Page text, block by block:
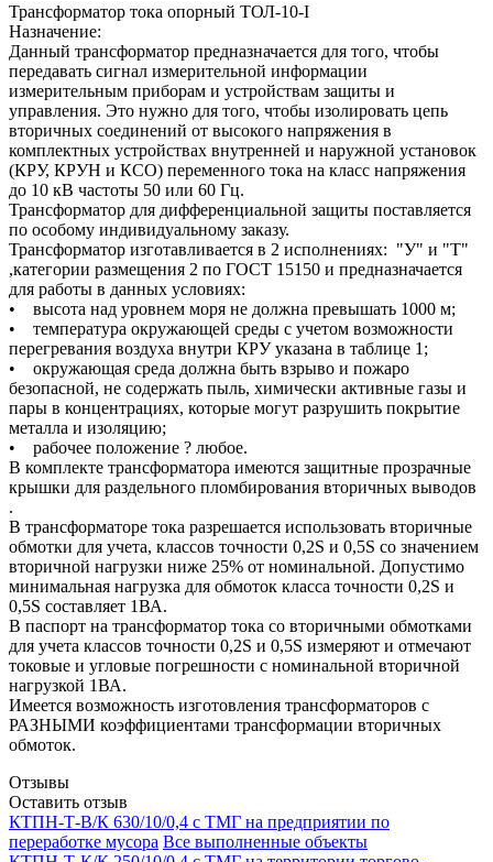
Трансформатор тока опорный ТОЛ-10-I
Назначение:
Данный трансформатор предназначается для того, чтобы
передавать сигнал измерительной информации
измерительным приборам и устройствам защиты и
управления. Это нужно для того, чтобы изолировать цепь
вторичных соединений от высокого напряжения в
комплектных устройствах внутренней и наружной установок
(КРУ, КРУН и КСО) переменного тока на класс напряжения
до 10 кВ частоты 50 или 60 Гц.
Трансформатор для дифференциальной защиты поставляется
по особому индивидуальному заказу.
Трансформатор изготавливается в 2 исполнениях: "У" и "Т"
,категории размещения 2 по ГОСТ 15150 и предназначается
для работы в данных условиях:
• высота над уровнем моря не должна превышать 1000 м;
• температура окружающей среды с учетом возможности
перегревания воздуха внутри КРУ указана в таблице 1;
• окружающая среда должна быть взрыво и пожаро
безопасной, не содержать пыль, химически активные газы и
пары в концентрациях, которые могут разрушить покрытие
металла и изоляцию;
• рабочее положение ? любое.
В комплекте трансформатора имеются защитные прозрачные
крышки для раздельного пломбирования вторичных выводов
.
В трансформаторе тока разрешается использовать вторичные
обмотки для учета, классов точности 0,2S и 0,5S со значением
вторичной нагрузки ниже 25% от номинальной. Допустимо
минимальная нагрузка для обмоток класса точности 0,2S и
0,5S составляет 1ВА.
В паспорт на трансформатор тока со вторичными обмотками
для учета классов точности 0,2S и 0,5S измеряют и отмечают
токовые и угловые погрешности с номинальной вторичной
нагрузкой 1ВА.
Имеется возможность изготовления трансформаторов с
РАЗНЫМИ коэффициентами трансформации вторичных
обмоток.
Отзывы
Оставить отзыв
КТПН-Т-В/К 630/10/0,4 с ТМГ на предприятии по
переработке мусора Все выполненные объекты